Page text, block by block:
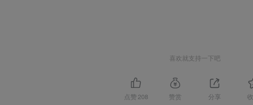
喜欢就支持一下吧
点赞 208 赞赏 分享